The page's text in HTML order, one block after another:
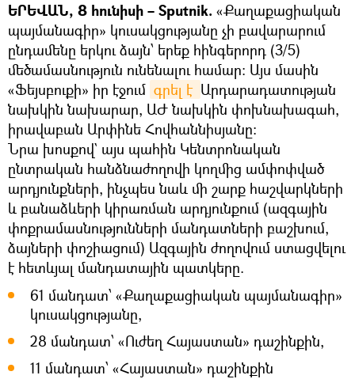
ԵՐԵՎԱՆ, 8 հունիսի – Sputnik. «Քաղաքացիական
պայմանագիր» կուսակցությանը չի բավարարում
ընդամենը երկու ձայն՝ երեք հինգերորդ (3/5)
մեծամասնություն ունենալու համար։ Այս մասին
«Ֆեյսբուքի» իր էջում գրել է Արդարադատության
նախկին նախարար, ԱԺ նախկին փոխնախագահ,
իրավաբան Արփինե Հովհաննիսյանը։
Նրա խոսքով` այս պահին Կենտրոնական
ընտրական հանձնաժողովի կողմից ամփոփված
արդյունքների, ինչպես նաև մի շարք հաշվարկների
և բանաձևերի կիրառման արդյունքում (ազգային
փոքրամասնությունների մանդատների բաշխում,
ձայների փոշիացում) Ազգային ժողովում ստացվելու
է հետևյալ մանդատային պատկերը.
61 մանդատ՝ «Քաղաքացիական պայմանագիր»
կուսակցությանը,
28 մանդատ՝ «Ուժեղ Հայաստան» դաշինքին,
11 մանդատ՝ «Հայաստան» դաշինքին